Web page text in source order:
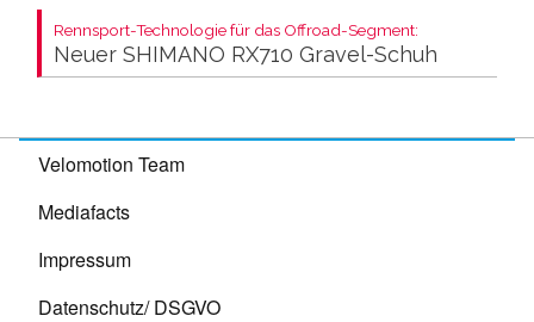
Rennsport-Technologie für das Offroad-Segment:
Neuer SHIMANO RX710 Gravel-Schuh
Velomotion Team
Mediafacts
Impressum
Datenschutz/ DSGVO